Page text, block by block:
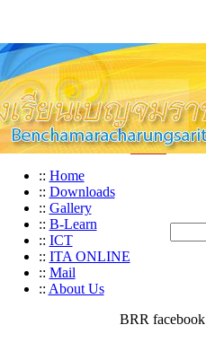
:: Home
:: Downloads
:: Gallery
:: B-Learn
:: ICT
:: ITA ONLINE
:: Mail
:: About Us
BRR facebook